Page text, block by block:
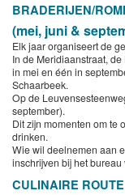
BRADERIJEN/
(mei, juni &
Elk jaar organiseert de
In de Meridiaanstraat,
in mei en één in
Schaarbeek.
Op de
september).
Dit zijn momenten om te
drinken.
Wie wil deelnemen aan
inschrijven bij het
CULINAIRE ROUTE